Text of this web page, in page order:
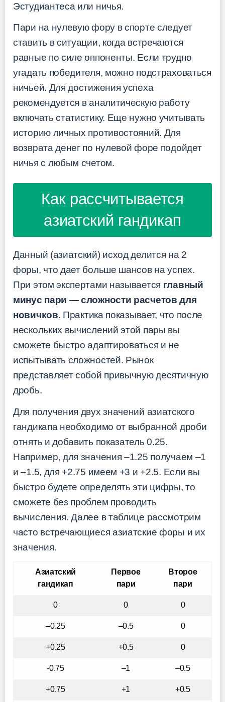
Эстудиантеса или ничья.
Пари на нулевую фору в спорте следует
ставить в ситуации, когда встречаются
равные по силе оппоненты. Если трудно
угадать победителя, можно подстраховаться
ничьей. Для достижения успеха
рекомендуется в аналитическую работу
включать статистику. Еще нужно учитывать
историю личных противостояний. Для
возврата денег по нулевой форе подойдет
ничья с любым счетом.
Как рассчитывается
азиатский гандикап
Данный (азиатский) исход делится на 2
форы, что дает больше шансов на успех.
При этом экспертами называется главный
минус пари — сложности расчетов для
новичков. Практика показывает, что после
нескольких вычислений этой пары вы
сможете быстро адаптироваться и не
испытывать сложностей. Рынок
представляет собой привычную десятичную
дробь.
Для получения двух значений азиатского
гандикапа необходимо от выбранной дроби
отнять и добавить показатель 0.25.
Например, для значения –1.25 получаем –1
и –1.5, для +2.75 имеем +3 и +2.5. Если вы
быстро будете определять эти цифры, то
сможете без проблем проводить
вычисления. Далее в таблице рассмотрим
часто встречающиеся азиатские форы и их
значения.
Азиатский
гандикап
Первое
пари
Второе
пари
0 0 0
–0.25 –0.5 0
+0.25 +0.5 0
-0.75 –1 –0.5
+0.75 +1 +0.5